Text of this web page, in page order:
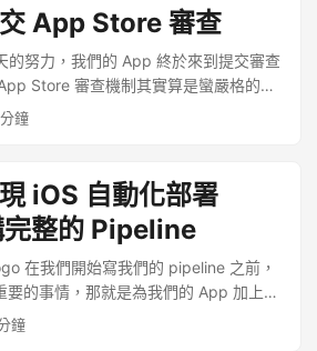
動機、UI/UX 的草圖規劃，到 Swift 語
面雕刻，再整合 Core Location 與
地圖服務，期間並導入 Azure Boards
Azure Pipelines 實現 CI/CD。 旅程回
的完整路徑 這三十天的內容，可以劃
一個 iOS App 從概念誕生到最終上架的
麼」與如何做。 我們從一個生活中的
難以快速找到特定里程的確切位置，
了整個專案的起點。在技術選型上，我
的心情，最終選擇了 SwiftUI 作為主
Azure DevOps 上初始化了專案，設定
適合個人專案的 Basic 流程，為後續的
App Store 審查
的努力，我們的 App 終於來到提交審查
Store 審查機制其實算是蠻嚴格的，
都經過確實審核，所以有不少人會卡在
開幾個重點，比方說禁止任何形式的
以及色情或鼓勵非法行為的內容。 另
。Apple 是著名地十分注重隱私，並將
的每一個角落。其核心要求是：透
楚告知用戶他們收集了什麼資料、為
制其個人資料的權利。 開發者在 App
時，必須誠實地自我報告 App 會收
鐘
iOS 自動化部署
完整的 Pipeline
在我們開始寫我們的 pipeline 之前，
要的事情，那就是為我們的 App 加上一
App icon 是使用者在 App Store 的第
鐘